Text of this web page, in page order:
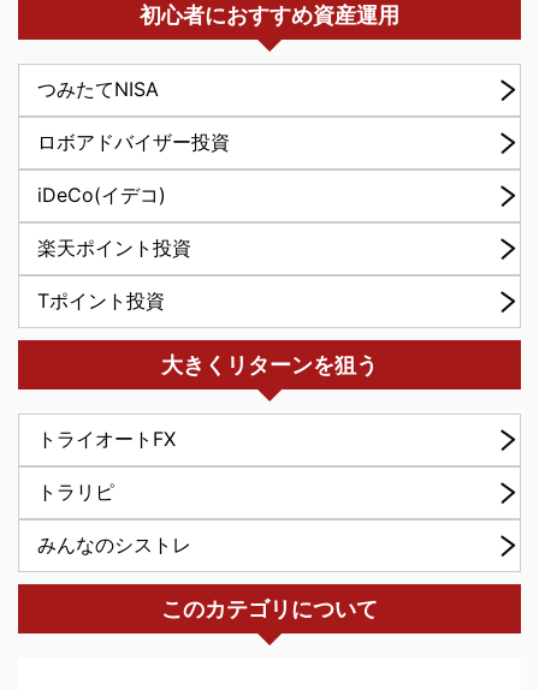
初心者におすすめ資産運用
つみたてNISA
ロボアドバイザー投資
iDeCo(イデコ)
楽天ポイント投資
Tポイント投資
大きくリターンを狙う
トライオートFX
トラリピ
みんなのシストレ
このカテゴリについて